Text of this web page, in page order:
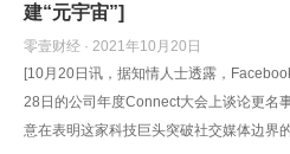
建“元宇宙”]
零壹财经 · 2021年10月20日
[10月20日讯，据知情人士透露，
28日的公司年度Connect大会上谈论更名
意在表明这家科技巨头突破社交媒体边界